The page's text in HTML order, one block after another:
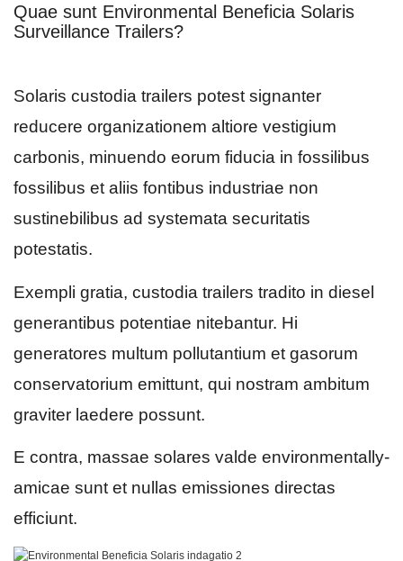
Quae sunt Environmental Beneficia Solaris
Surveillance Trailers?
Solaris custodia trailers potest signanter
reducere organizationem altiore vestigium
carbonis, minuendo eorum fiducia in fossilibus
fossilibus et aliis fontibus industriae non
sustinebilibus ad systemata securitatis
potestatis.
Exempli gratia, custodia trailers tradito in diesel
generantibus potentiae nitebantur. Hi
generatores multum pollutantium et gasorum
conservatorium emittunt, qui nostram ambitum
graviter laedere possunt.
E contra, massae solares valde environmentally-
amicae sunt et nullas emissiones directas
efficiunt.